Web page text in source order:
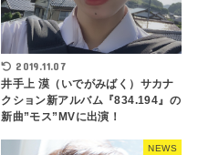
2019.11.07
井手上 漠（いでがみばく）サカナ
クション新アルバム『834.194』の
新曲”モス”MVに出演！
NEWS